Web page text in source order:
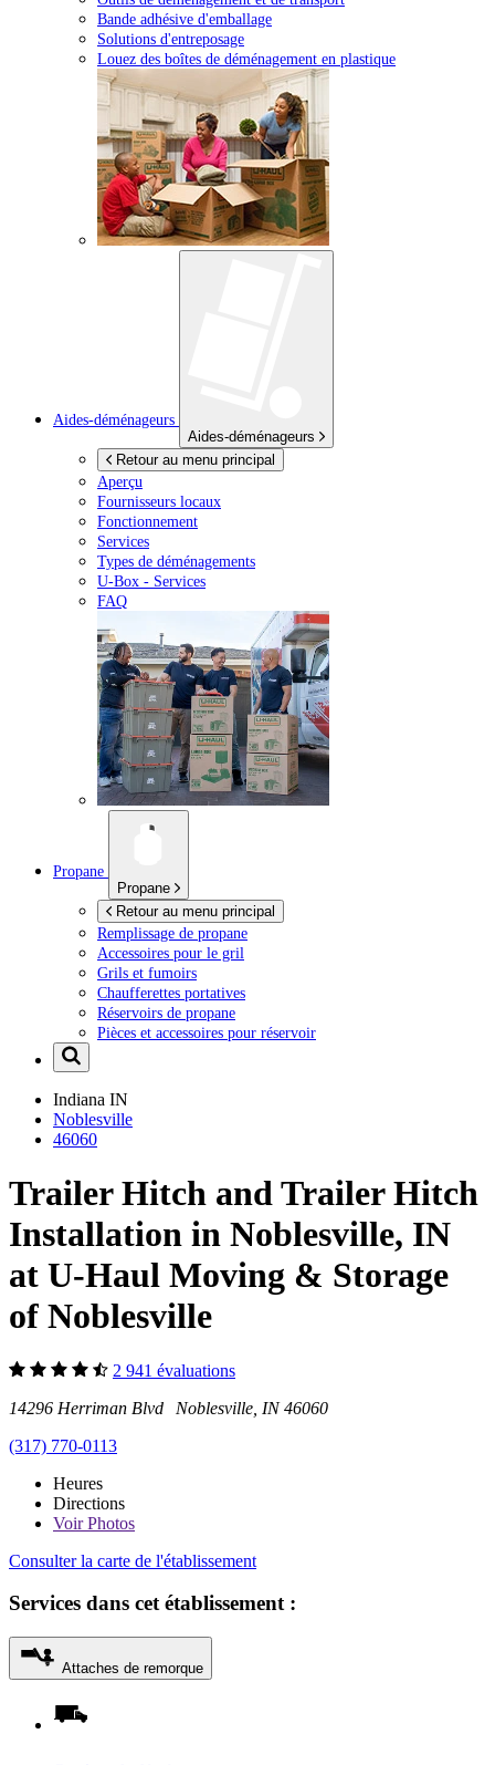
Bande adhésive d'emballage
Solutions d'entreposage
Louez des boîtes de déménagement en plastique
Aides-déménageurs
Aides-déménageurs
Retour au menu principal
Aperçu
Fournisseurs locaux
Fonctionnement
Services
Types de déménagements
U-Box - Services
FAQ
Propane
Propane
Retour au menu principal
Remplissage de propane
Accessoires pour le gril
Grils et fumoirs
Chaufferettes portatives
Réservoirs de propane
Pièces et accessoires pour réservoir
Indiana IN
Noblesville
46060
Trailer Hitch and Trailer Hitch
Installation in Noblesville, IN
at U-Haul Moving & Storage
of Noblesville
2 941 évaluations
14296 Herriman Blvd Noblesville, IN 46060
(317) 770-0113
Heures
Directions
VoirPhotos
Consulter la carte de l'établissement
Services dans cet établissement :
Attaches de remorque